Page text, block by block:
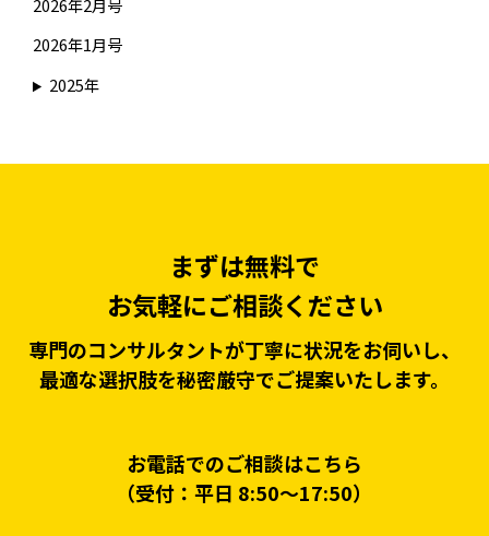
2026年1月号
2025年
まずは無料で
お気軽にご相談ください
専門のコンサルタントが丁寧に状況をお伺いし、
最適な選択肢を秘密厳守でご提案いたします。
お電話でのご相談はこちら
（受付：平日 8:50〜17:50）